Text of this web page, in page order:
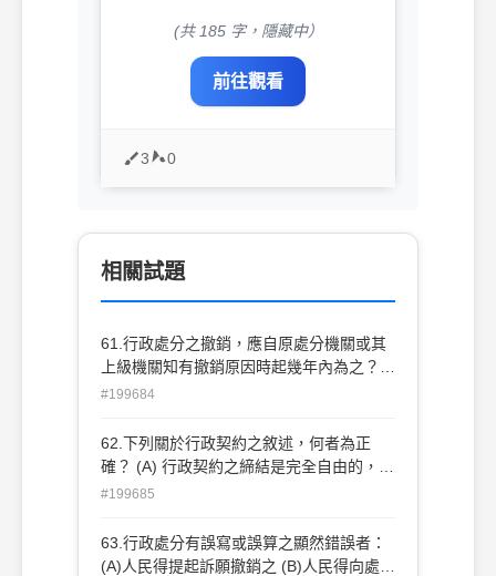
(共 185 字，隱藏中）
前往觀看
3 0
相關試題
61.行政處分之撤銷，應自原處分機關或其
上級機關知有撤銷原因時起幾年內為之？
#199684
62.下列關於行政契約之敘述，何者為正
確？ (A) 行政契約之締結是完全自由的，毫
無限制 (B) 只要不違反法律優位原則，行政
之締結若違反平等原則，仍屬違法 (D) 行政
處分應受司法審查，但行政契約之締結則完
#199685
63.行政處分有誤寫或誤算之顯然錯誤者：
(A)人民得提起訴願撤銷之 (B)人民得向處分